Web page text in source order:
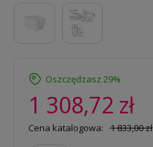
Oszczędzasz 29%
1 308,72 zł
Cena katalogowa: 1 833,00 zł